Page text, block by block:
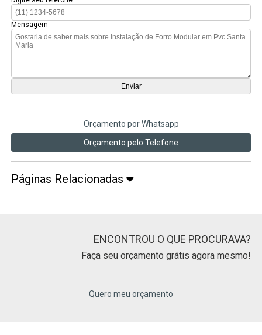
Mensagem
Orçamento por Whatsapp
Orçamento pelo Telefone
Páginas Relacionadas
ENCONTROU O QUE PROCURAVA?
Faça seu orçamento grátis agora mesmo!
Quero meu orçamento